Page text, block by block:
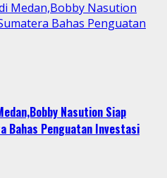
Medan,Bobby Nasution
Bahas Penguatan
Nasution Siap
Bahas Penguatan Investasi